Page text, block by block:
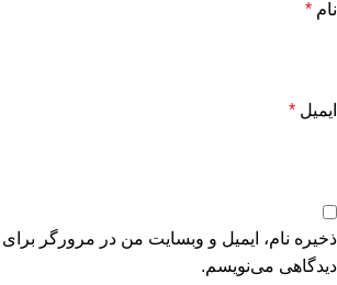
نام *
ایمیل *
ذخیره نام، ایمیل و وبسایت من در مرورگر برای
دیدگاهی می‌نویسم.